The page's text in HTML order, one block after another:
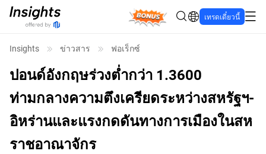
Bonus เทรดเดี๋ยวนี้
Insights ข่าวสาร ฟอเร็กซ์
ปอนด์อังกฤษร่วงต่ำกว่า 1.3600
ท่ามกลางความตึงเครียดระหว่างสหรัฐฯ-
อิหร่านและแรงกดดันทางการเมืองในสห
ราชอาณาจักร